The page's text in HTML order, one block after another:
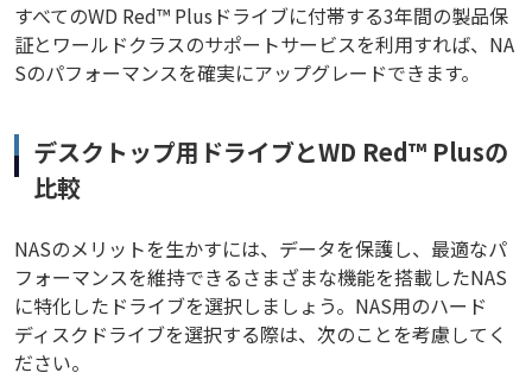
すべてのWD Red™ Plusドライブに付帯する3年間の製品保
証とワールドクラスのサポートサービスを利用すれば、NA
Sのパフォーマンスを確実にアップグレードできます。
デスクトップ用ドライブとWD Red™ Plusの
比較
NASのメリットを生かすには、データを保護し、最適なパ
フォーマンスを維持できるさまざまな機能を搭載したNAS
に特化したドライブを選択しましょう。NAS用のハード
ディスクドライブを選択する際は、次のことを考慮してく
ださい。